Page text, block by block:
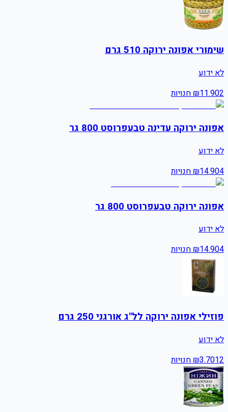
שימורי אפונה ירוקה 510 גרם
לא ידוע
₪11.902 חנויות
אפונה ירוקה עדינה טבעפרוסט 800 גר
לא ידוע
₪14.904 חנויות
אפונה ירוקה טבעפרוסט 800 גר
לא ידוע
₪14.904 חנויות
פוזילי אפונה ירוקה לל"ג אורגני 250 גרם
לא ידוע
₪3.7012 חנויות